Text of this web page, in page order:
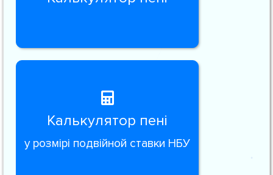
Калькулятор пені
у розмірі подвійной ставки НБУ